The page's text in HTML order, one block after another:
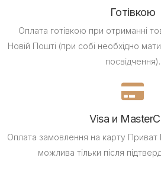
Готівкою
Оплата готівкою при отриманні
Новій Пошті (при собі необхідно
посвідчення).
Visa и
Оплата замовлення на карту Приват
можлива тільки після